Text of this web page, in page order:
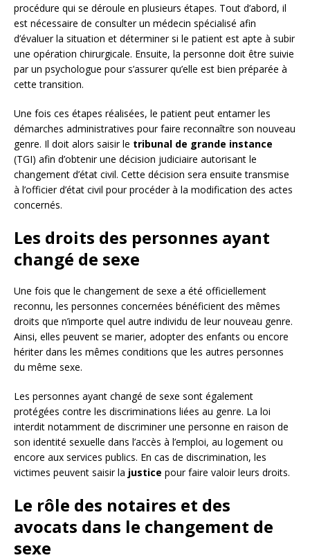
procédure qui se déroule en plusieurs étapes. Tout d’abord, il
est nécessaire de consulter un médecin spécialisé afin
d’évaluer la situation et déterminer si le patient est apte à subir
une opération chirurgicale. Ensuite, la personne doit être suivie
par un psychologue pour s’assurer qu’elle est bien préparée à
cette transition.
Une fois ces étapes réalisées, le patient peut entamer les
démarches administratives pour faire reconnaître son nouveau
genre. Il doit alors saisir le tribunal de grande instance
(TGI) afin d’obtenir une décision judiciaire autorisant le
changement d’état civil. Cette décision sera ensuite transmise
à l’officier d’état civil pour procéder à la modification des actes
concernés.
Les droits des personnes ayant
changé de sexe
Une fois que le changement de sexe a été officiellement
reconnu, les personnes concernées bénéficient des mêmes
droits que n’importe quel autre individu de leur nouveau genre.
Ainsi, elles peuvent se marier, adopter des enfants ou encore
hériter dans les mêmes conditions que les autres personnes
du même sexe.
Les personnes ayant changé de sexe sont également
protégées contre les discriminations liées au genre. La loi
interdit notamment de discriminer une personne en raison de
son identité sexuelle dans l’accès à l’emploi, au logement ou
encore aux services publics. En cas de discrimination, les
victimes peuvent saisir la justice pour faire valoir leurs droits.
Le rôle des notaires et des
avocats dans le changement de
sexe